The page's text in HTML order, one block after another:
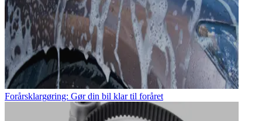
Forårsklargøring: Gør din bil klar til foråret